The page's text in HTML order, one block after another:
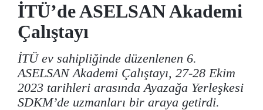
İTÜ’de ASELSAN Akademi
Çalıştayı
İTÜ ev sahipliğinde düzenlenen 6.
ASELSAN Akademi Çalıştayı, 27-28 Ekim
2023 tarihleri arasında Ayazağa Yerleşkesi
SDKM’de uzmanları bir araya getirdi.